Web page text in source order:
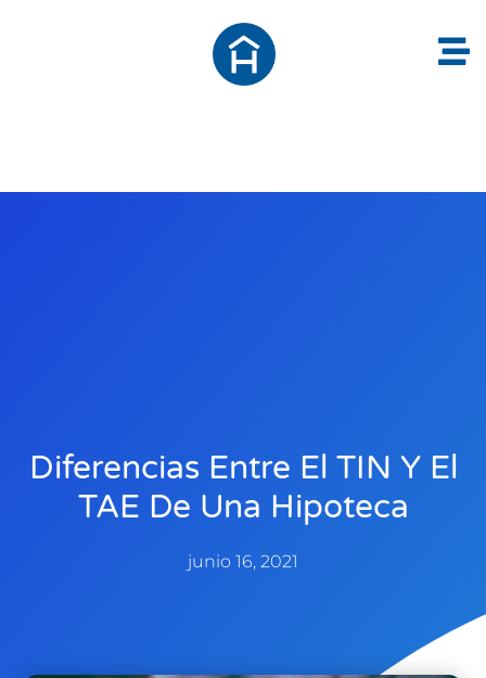
Diferencias Entre El TIN Y El
TAE De Una Hipoteca
junio 16, 2021